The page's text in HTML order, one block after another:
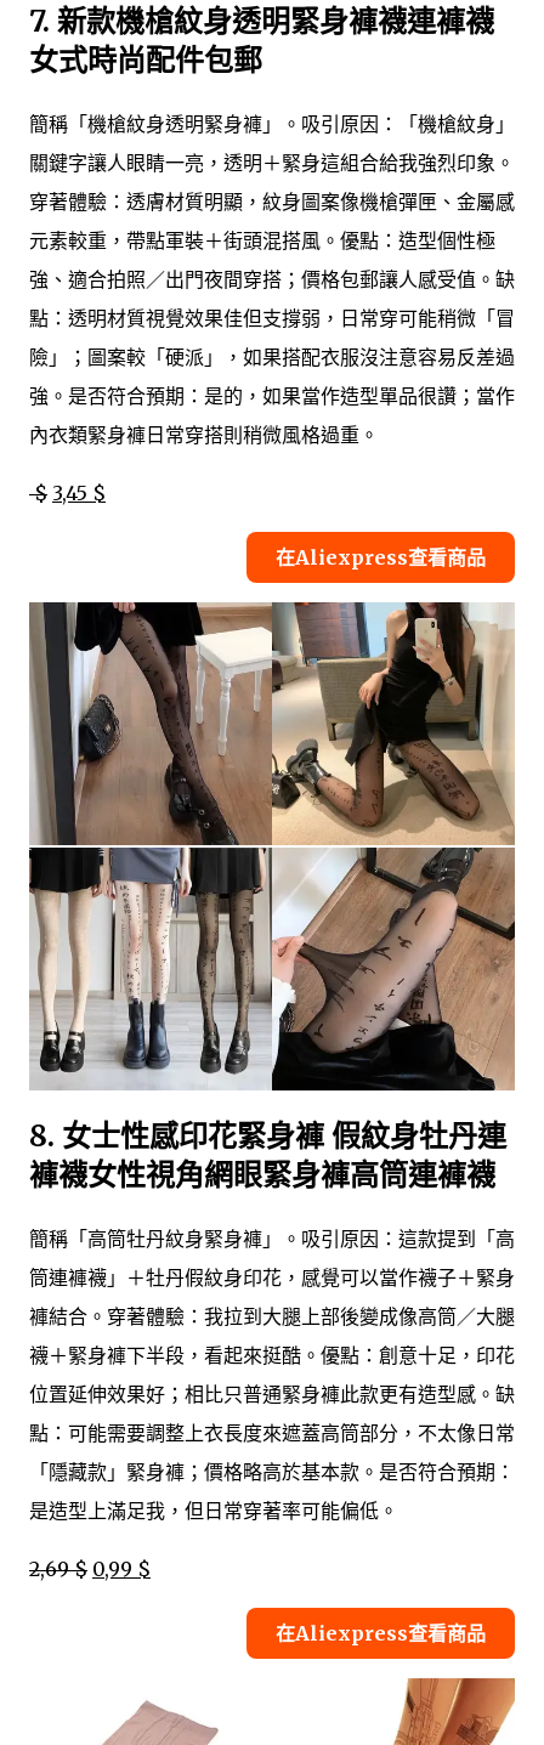
7. 新款機槍紋身透明緊身褲襪連褲襪
女式時尚配件包郵
簡稱「機槍紋身透明緊身褲」。吸引原因：「機槍紋身」
關鍵字讓人眼睛一亮，透明＋緊身這組合給我強烈印象。
穿著體驗：透膚材質明顯，紋身圖案像機槍彈匣、金屬感
元素較重，帶點軍裝＋街頭混搭風。優點：造型個性極
強、適合拍照／出門夜間穿搭；價格包郵讓人感受值。缺
點：透明材質視覺效果佳但支撐弱，日常穿可能稍微「冒
險」；圖案較「硬派」，如果搭配衣服沒注意容易反差過
強。是否符合預期：是的，如果當作造型單品很讚；當作
內衣類緊身褲日常穿搭則稍微風格過重。
$ 3,45 $
在Aliexpress查看商品
8. 女士性感印花緊身褲 假紋身牡丹連
褲襪女性視角網眼緊身褲高筒連褲襪
簡稱「高筒牡丹紋身緊身褲」。吸引原因：這款提到「高
筒連褲襪」＋牡丹假紋身印花，感覺可以當作襪子＋緊身
褲結合。穿著體驗：我拉到大腿上部後變成像高筒／大腿
襪＋緊身褲下半段，看起來挺酷。優點：創意十足，印花
位置延伸效果好；相比只普通緊身褲此款更有造型感。缺
點：可能需要調整上衣長度來遮蓋高筒部分，不太像日常
「隱藏款」緊身褲；價格略高於基本款。是否符合預期：
是造型上滿足我，但日常穿著率可能偏低。
2,69 $ 0,99 $
在Aliexpress查看商品